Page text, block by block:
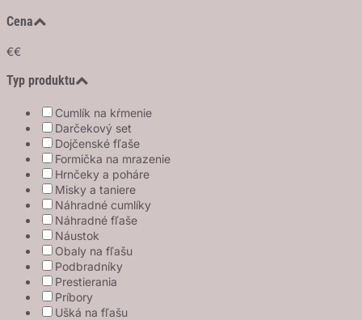
Cena
€€
Typ produktu
Cumlík na kŕmenie
Darčekový set
Dojčenské fľaše
Formička na mrazenie
Hrnčeky a poháre
Misky a taniere
Náhradné cumlíky
Náhradné fľaše
Náustok
Obaly na fľašu
Podbradníky
Prestierania
Príbory
Ušká na fľašu